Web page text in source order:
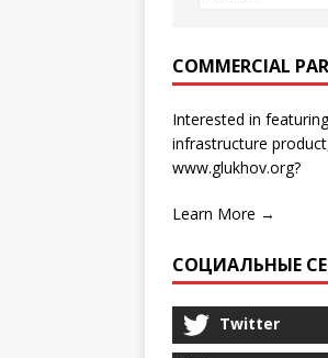
COMMERCIAL
Interested in
infrastructure
www.glukhov.org?
Learn More →
СОЦИАЛЬНЫЕ
Twitter